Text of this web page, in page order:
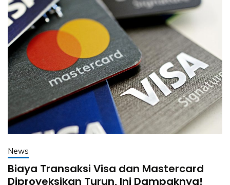
News
Biaya Transaksi Visa dan Mastercard
Diproyeksikan Turun, Ini Dampaknya!